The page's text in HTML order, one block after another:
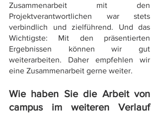
Zusammenarbeit mit den
Projektverantwortlichen war stets
verbindlich und zielführend. Und das
Wichtigste: Mit den präsentierten
Ergebnissen können wir gut
weiterarbeiten. Daher empfehlen wir
eine Zusammenarbeit gerne weiter.
Wie haben Sie die Arbeit von
campus im weiteren Verlauf